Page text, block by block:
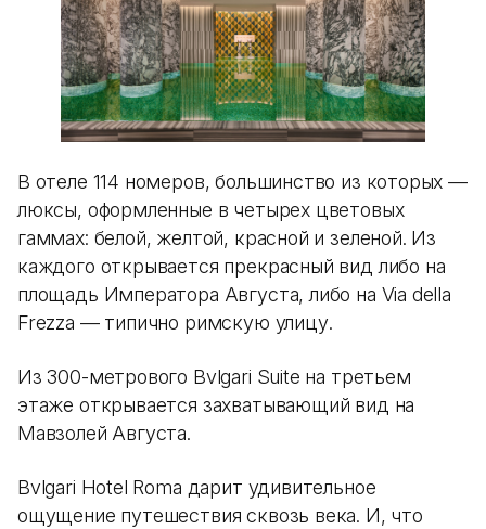
В отеле 114 номеров, большинство из которых —
люксы, оформленные в четырех цветовых
гаммах: белой, желтой, красной и зеленой. Из
каждого открывается прекрасный вид либо на
площадь Императора Августа, либо на Via della
Frezza — типично римскую улицу.
Из 300-метрового Bvlgari Suite на третьем
этаже открывается захватывающий вид на
Мавзолей Августа.
Bvlgari Hotel Roma дарит удивительное
ощущение путешествия сквозь века. И, что